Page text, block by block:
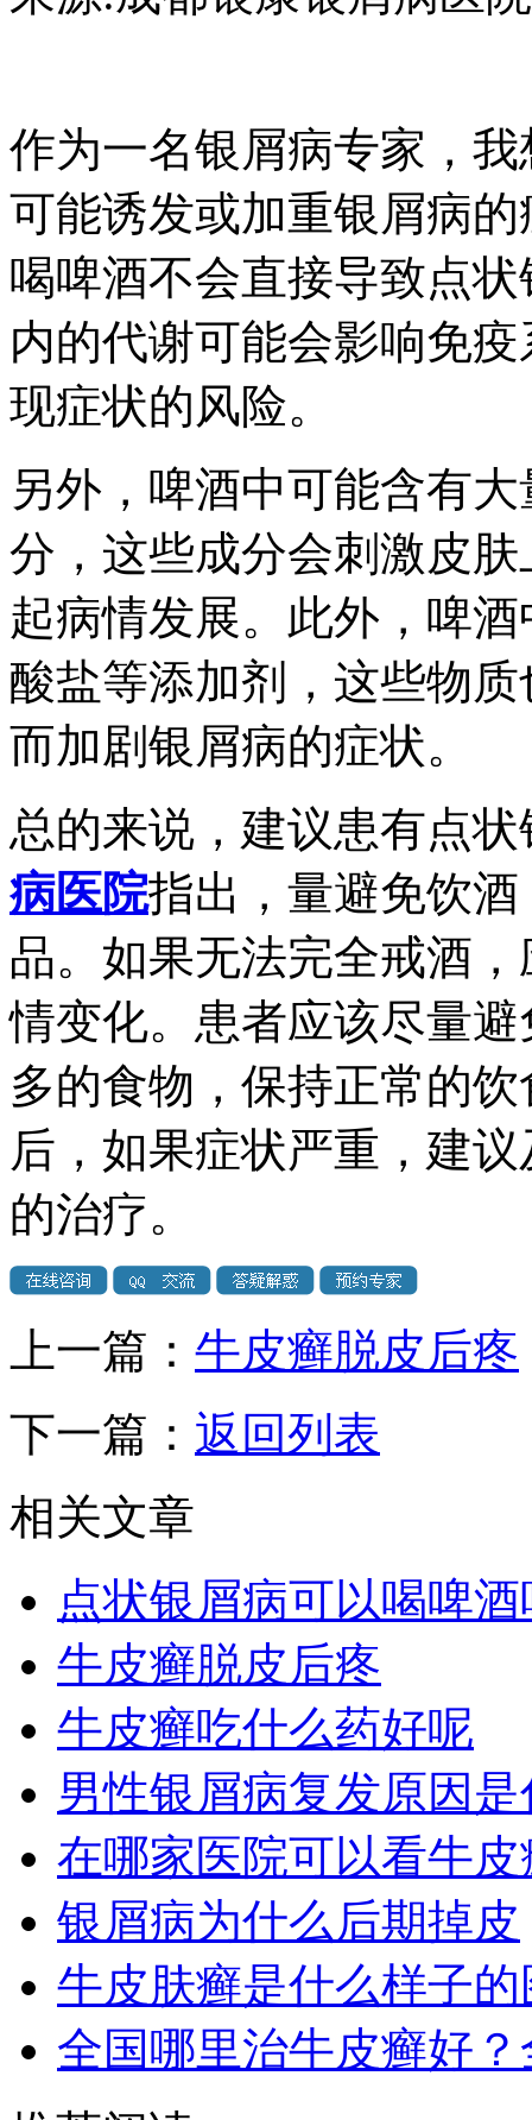
作为一名银屑病专家，
可能诱发或加重银屑病
喝啤酒不会直接导致点
内的代谢可能会影响免
现症状的风险。
另外，啤酒中可能含有
分，这些成分会刺激皮
起病情发展。此外，啤
酸盐等添加剂，这些物
而加剧银屑病的症状。
总的来说，建议患有点
病医院指出，量避免饮
品。如果无法完全戒酒
情变化。患者应该尽量
多的食物，保持正常的
后，如果症状严重，建
的治疗。
上一篇： 牛皮癣脱皮后疼
下一篇： 返回列表
相关文章
点状银屑病可以喝啤酒
牛皮癣脱皮后疼
牛皮癣吃什么药好呢
男性银屑病复发原因
在哪家医院可以看牛
银屑病为什么后期掉皮
牛皮肤癣是什么样子
全国哪里治牛皮癣好